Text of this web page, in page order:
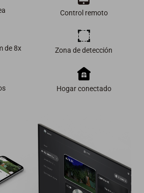
Control remoto
de 8x Zona de detección
Hogar conectado